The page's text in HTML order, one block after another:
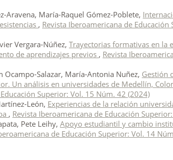
Aravena, María-Raquel Gómez-Poblete,
, Revista Iberoamericana de
Vergara-Núñez, Trayectorias formativas en la
de aprendizajes previos , Revista
Ocampo-Salazar, María-Antonia Nuñez, Gestión
Un análisis en universidades de Medellín,
Superior: Vol. 15 Núm. 42 (2024)
León, Experiencias de la relación
, Revista Iberoamericana de Educación
Pete Leihy, Apoyo estudiantil y cambio
de Educación Superior: Vol. 14